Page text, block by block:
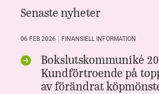
Senaste nyheter
06 FEB 2026 FINANSIELL INFORMATION
Bokslutskommuniké
Kundförtroende på
av förändrat